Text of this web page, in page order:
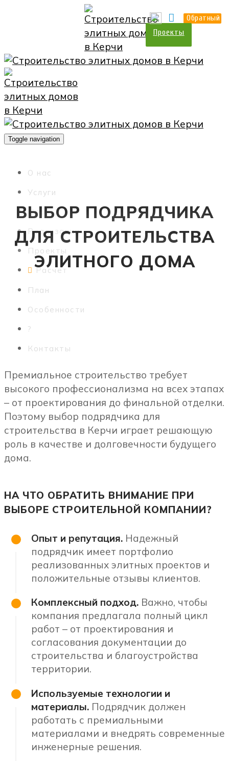
Проекты
Обратный
Toggle navigation
О нас
Услуги
Прайс
Реализации
Проекты
Расчет
План
Особенности
?
Контакты
ВЫБОР ПОДРЯДЧИКА
ДЛЯ СТРОИТЕЛЬСТВА
ЭЛИТНОГО ДОМА
Премиальное строительство требует
высокого профессионализма на всех этапах
– от проектирования до финальной отделки.
Поэтому выбор подрядчика для
строительства в Керчи играет решающую
роль в качестве и долговечности будущего
дома.
НА ЧТО ОБРАТИТЬ ВНИМАНИЕ ПРИ
ВЫБОРЕ СТРОИТЕЛЬНОЙ КОМПАНИИ?
Опыт и репутация.Надежный
подрядчик имеет портфолио
реализованных элитных проектов и
положительные отзывы клиентов.
Комплексный подход.Важно, чтобы
компания предлагала полный цикл
работ – от проектирования и
согласования документации до
строительства и благоустройства
территории.
Используемые технологии и
материалы.Подрядчик должен
работать с премиальными
материалами и внедрять современные
инженерные решения.